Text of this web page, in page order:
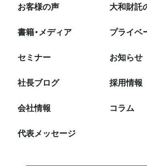
お客様の声
書籍・メディア
セミナー
社⻑ブログ
会社情報
代表メッセージ
大和財託
プライベ
お知らせ
採⽤情報
コラム